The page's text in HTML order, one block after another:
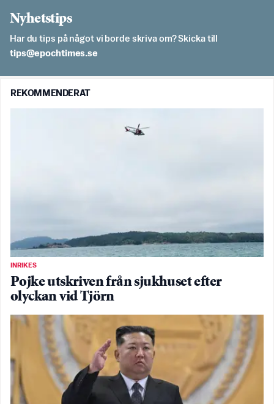
Nyhetstips
Har du tips på något vi borde skriva om? Skicka till
es.semithcope@spit
REKOMMENDERAT
INRIKES
Pojke utskriven från sjukhuset efter
olyckan vid Tjörn